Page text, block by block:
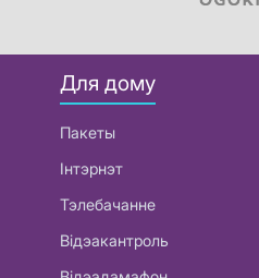
Для дому
Пакеты
Інтэрнэт
Тэлебачанне
Відэакантроль